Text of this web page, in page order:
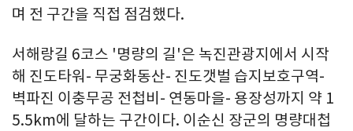
며 전 구간을 직접 점검했다.
서해랑길 6코스 '명량의 길'은 녹진관광지에서 시작
해 진도타워- 무궁화동산- 진도갯벌 습지보호구역-
벽파진 이충무공 전첩비- 연동마을- 용장성까지 약 1
5.5km에 달하는 구간이다. 이순신 장군의 명량대첩